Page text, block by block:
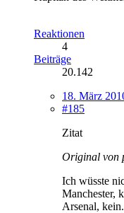
Reaktionen
4
Beiträge
20.142
18. März
#185
Zitat
Original von
Ich wüsste
Manchester,
Arsenal,